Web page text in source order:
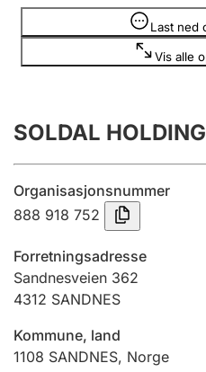
Registrere, endre, slette
Årsrekneskap
Innsending og
Tinglysing
Jeger
Last ned
Vis alle
Opplysninger er skjult
SOLDAL
Organisasjonsnummer
888 918 752
Forretningsadresse
Sandnesveien 362
4312 SANDNES
Kommune, land
1108 SANDNES, Norge